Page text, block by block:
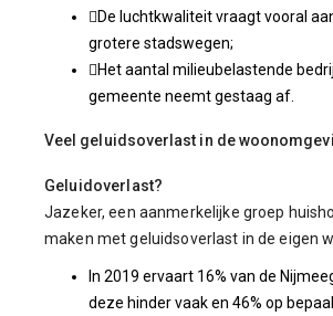
De luchtkwaliteit vraagt vooral
grotere stadswegen;
Het aantal milieubelastende
gemeente neemt gestaag af.
Veel geluidsoverlast in de
Geluidoverlast?
Jazeker, een aanmerkelijke groep
maken met geluidsoverlast in de eigen
In 2019 ervaart 16% van de
deze hinder vaak en 46% op